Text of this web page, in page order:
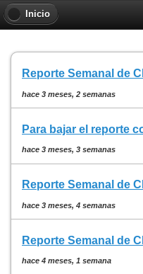
Inicio
Reporte Semanal de
hace 3 meses, 2 semanas
Para bajar el reporte
hace 3 meses, 3 semanas
hace 3 meses, 4 semanas
Reporte Semanal de
hace 4 meses, 1 semana